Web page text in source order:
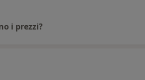
i prezzi?